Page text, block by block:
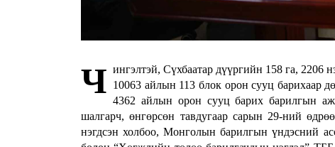
Ч ингэлтэй, Сүхбаатар дүүргийн 158 га,
10063 айлын 113 блок орон сууц барихаар
4362 айлын орон сууц барих барилгын
шалгарч, өнгөрсөн тавдугаар сарын 29-ний
нэгдсэн холбоо, Монголын барилгын үндэсний